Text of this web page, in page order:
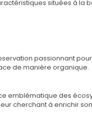
situées à la
passionnant
de manière organique.
emblématique des
cherchant à enrichir